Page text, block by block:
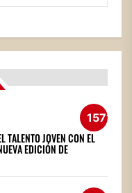
1571
TALENTO JOVEN CON EL
EDICIÓN DE